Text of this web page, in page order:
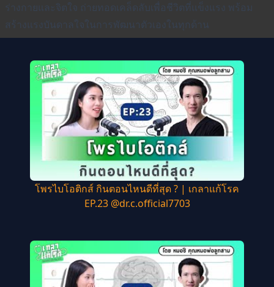
ร่างกายและจิตใจ ถ่ายทอดเคล็ดลับเพื่อชีวิตที่แข็งแรง พร้อม
สร้างแรงบันดาลใจในการพัฒนาตัวเองในทุกด้าน
โพรไบโอติกส์ กินตอนไหนดีที่สุด ? | เกลาแก้โรค
EP.23 @dr.c.official7703